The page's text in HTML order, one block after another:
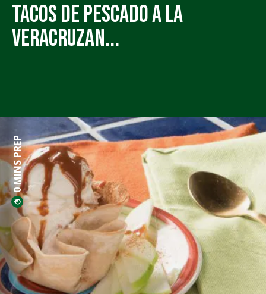
Tacos de Pescado a la
Veracruzan...
0 MINS PREP